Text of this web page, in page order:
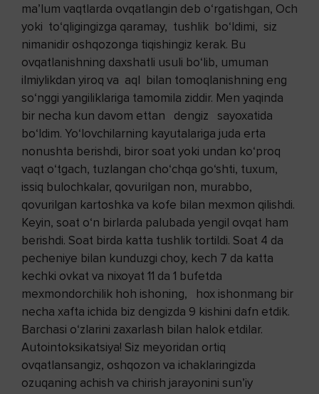
ma’lum vaqtlarda ovqatlangin deb o‘rgatishgan, Och
yoki to‘qligingizga qaramay, tushlik bo‘ldimi, siz
nimanidir oshqozonga tiqishingiz kerak. Bu
ovqatlanishning daxshatli usuli bo‘lib, umuman
ilmiylikdan yiroq va aql bilan tomoqlanishning eng
so‘nggi yangiliklariga tamomila ziddir. Men yaqinda
bir necha kun davom ettan dengiz sayoxatida
bo‘ldim. Yo‘lovchilarning kayutalariga juda erta
nonushta berishdi, biror soat yoki undan ko‘proq
vaqt o‘tgach, tuzlangan cho‘chqa go‘shti, tuxum,
issiq bulochkalar, qovurilgan non, murabbo,
qovurilgan kartoshka va kofe bilan mexmon qilishdi.
Keyin, soat o‘n birlarda palubada yengil ovqat ham
berishdi. Soat birda katta tushlik tortildi. Soat 4 da
pecheniye bilan kunduzgi choy, kech 7 da katta
kechki ovkat va nixoyat 11 da 1 bufetda
mexmondorchilik hoh ishoning, hox ishonmang bir
necha xafta ichida biz dengizda 9 kishini dafn etdik.
Barchasi o‘zlarini zaxarlash bilan halok etdilar.
Autointoksikatsiya! Siz meyoridan ortiq
ovqatlansangiz, oshqozon va ichaklaringizda
ozuqaning achish va chirish jarayonini sun’iy